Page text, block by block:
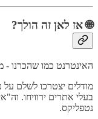
🌐 אז לאן זה הולך?
האינטרנט כמו שהכרנו -
מודלים יצטרכו לשלם על
בעלי אתרים ירוויחו.
נטפליקס.